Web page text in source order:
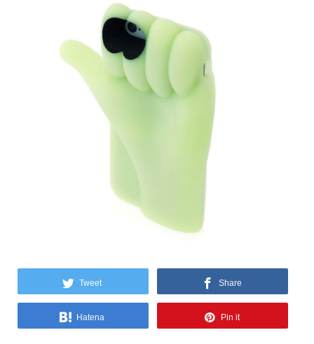
Tweet Share
Hatena Pin it